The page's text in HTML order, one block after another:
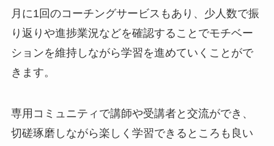
月に1回のコーチングサービスもあり、少人数で振
り返りや進捗業況などを確認することでモチベー
ションを維持しながら学習を進めていくことがで
きます。
専用コミュニティで講師や受講者と交流ができ、
切磋琢磨しながら楽しく学習できるところも良い